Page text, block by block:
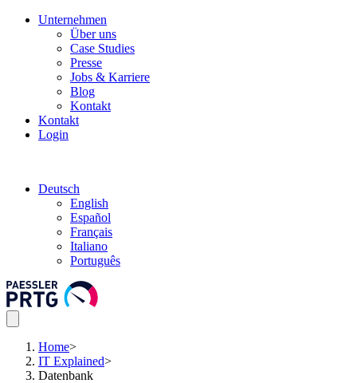
Unternehmen
Über uns
Case Studies
Presse
Jobs & Karriere
Blog
Kontakt
Kontakt
Login
Deutsch
English
Español
Français
Italiano
Português
Home>
IT Explained>
Datenbank